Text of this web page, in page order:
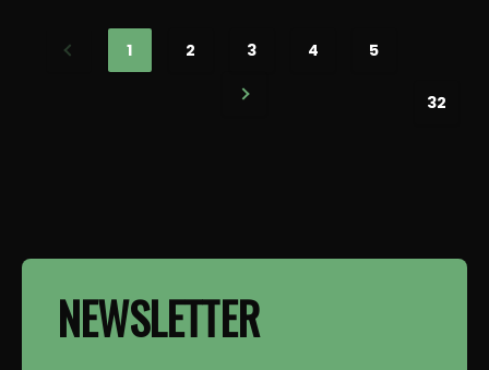
1 2 3 4 5
32
NEWSLETTER